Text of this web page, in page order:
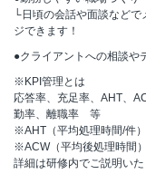
└日頃の会話や面談など
ジできます！
●クライアントへの相談や
※KPI管理とは
応答率、充足率、AHT、
勤率、離職率 等
※AHT（平均処理時間/件）
※ACW（平均後処理時間）
詳細は研修内でご説明いた